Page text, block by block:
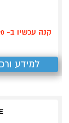
קנה עכשיו ב- 2,490
למידע